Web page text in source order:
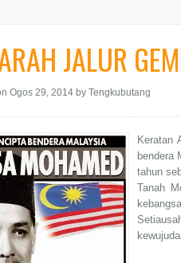
JALUR
Ogos 29, 2014 by Tengkubutang
Keratan
bendera
tahun
Tanah